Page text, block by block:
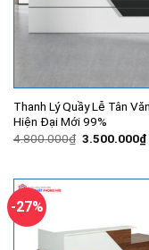
Thanh Lý Quầy Lễ Tân
Hiện Đại Mới 99%
4.800.000₫ Giá
3.500.000₫
-27%